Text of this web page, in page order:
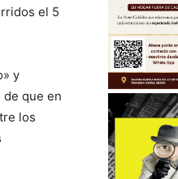
el 5
y
que en
los